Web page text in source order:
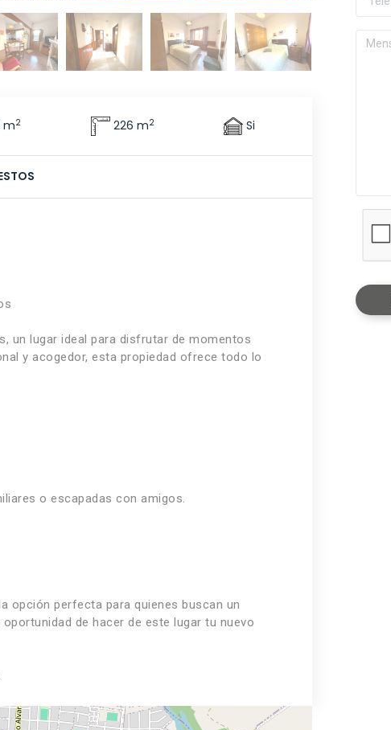
m2 226 m2 Si
un lugar ideal para disfrutar de momentos
y acogedor, esta propiedad ofrece todo lo
o escapadas con amigos.
opción perfecta para quienes buscan un
de hacer de este lugar tu nuevo